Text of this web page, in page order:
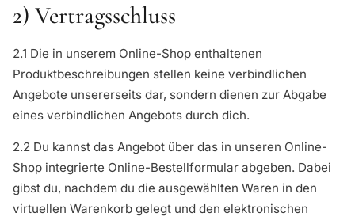
2) Vertragsschluss
2.1 Die in unserem Online-Shop enthaltenen
Produktbeschreibungen stellen keine verbindlichen
Angebote unsererseits dar, sondern dienen zur Abgabe
eines verbindlichen Angebots durch dich.
2.2 Du kannst das Angebot über das in unseren Online-
Shop integrierte Online-Bestellformular abgeben. Dabei
gibst du, nachdem du die ausgewählten Waren in den
virtuellen Warenkorb gelegt und den elektronischen